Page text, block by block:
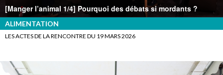
[Manger l’animal 1/4] Pourquoi des débats si mordants ?
ALIMENTATION
LES ACTES DE LA RENCONTRE DU 19 MARS 2026